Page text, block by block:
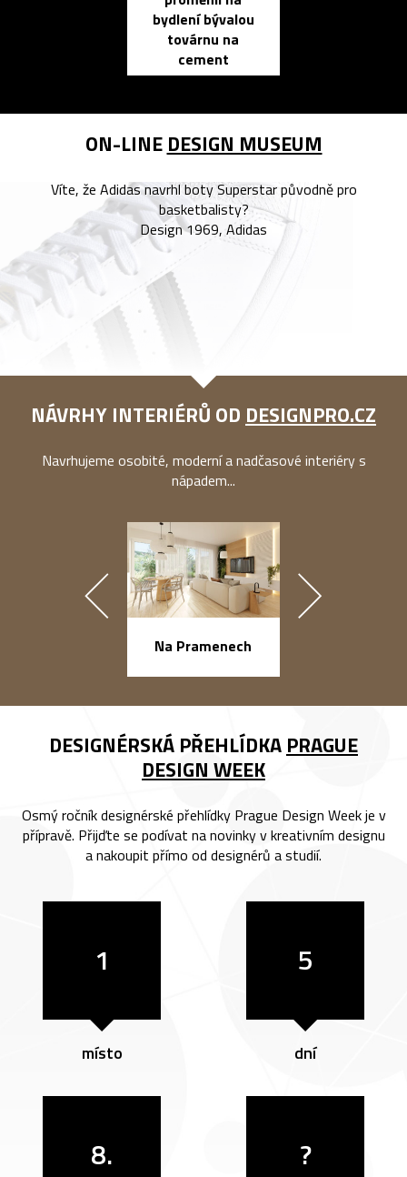
bydlení bývalou
továrnu na
cement
ON-LINE DESIGN MUSEUM
Víte, že Adidas navrhl boty Superstar původně pro
basketbalisty?
Design 1969, Adidas
NÁVRHY INTERIÉRŮ OD DESIGNPRO.CZ
Navrhujeme osobité, moderní a nadčasové interiéry s
nápadem...
Na Pramenech
DESIGNÉRSKÁ PŘEHLÍDKA PRAGUE
DESIGN WEEK
Osmý ročník designérské přehlídky Prague Design Week je v
přípravě. Přijďte se podívat na novinky v kreativním designu
a nakoupit přímo od designérů a studií.
1
místo
5
dní
8. ?